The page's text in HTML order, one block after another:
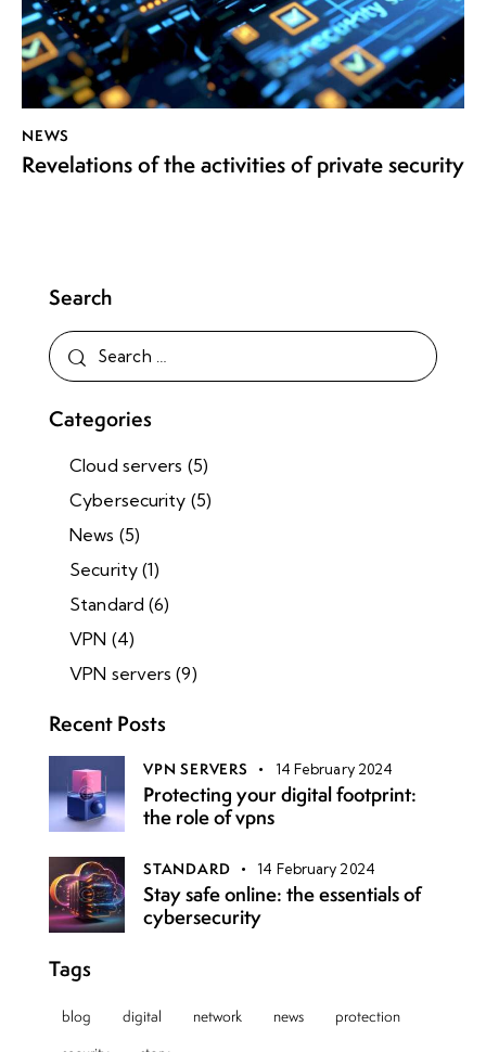
NEWS
Revelations of the activities of private security
Search
Categories
Cloud servers (5)
Cybersecurity (5)
News (5)
Security (1)
Standard (6)
VPN (4)
VPN servers (9)
Recent Posts
VPN SERVERS 14 February 2024
Protecting your digital footprint:
the role of vpns
STANDARD 14 February 2024
Stay safe online: the essentials of
cybersecurity
Tags
blog digital network news
protection